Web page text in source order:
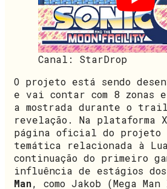
Canal: StarDrop
O projeto está sendo
e vai contar com 8 zonas e
a mostrada durante o
revelação. Na
página oficial do projeto
temática relacionada à
continuação do primeiro
influência de estágios
Man, como Jakob (Mega